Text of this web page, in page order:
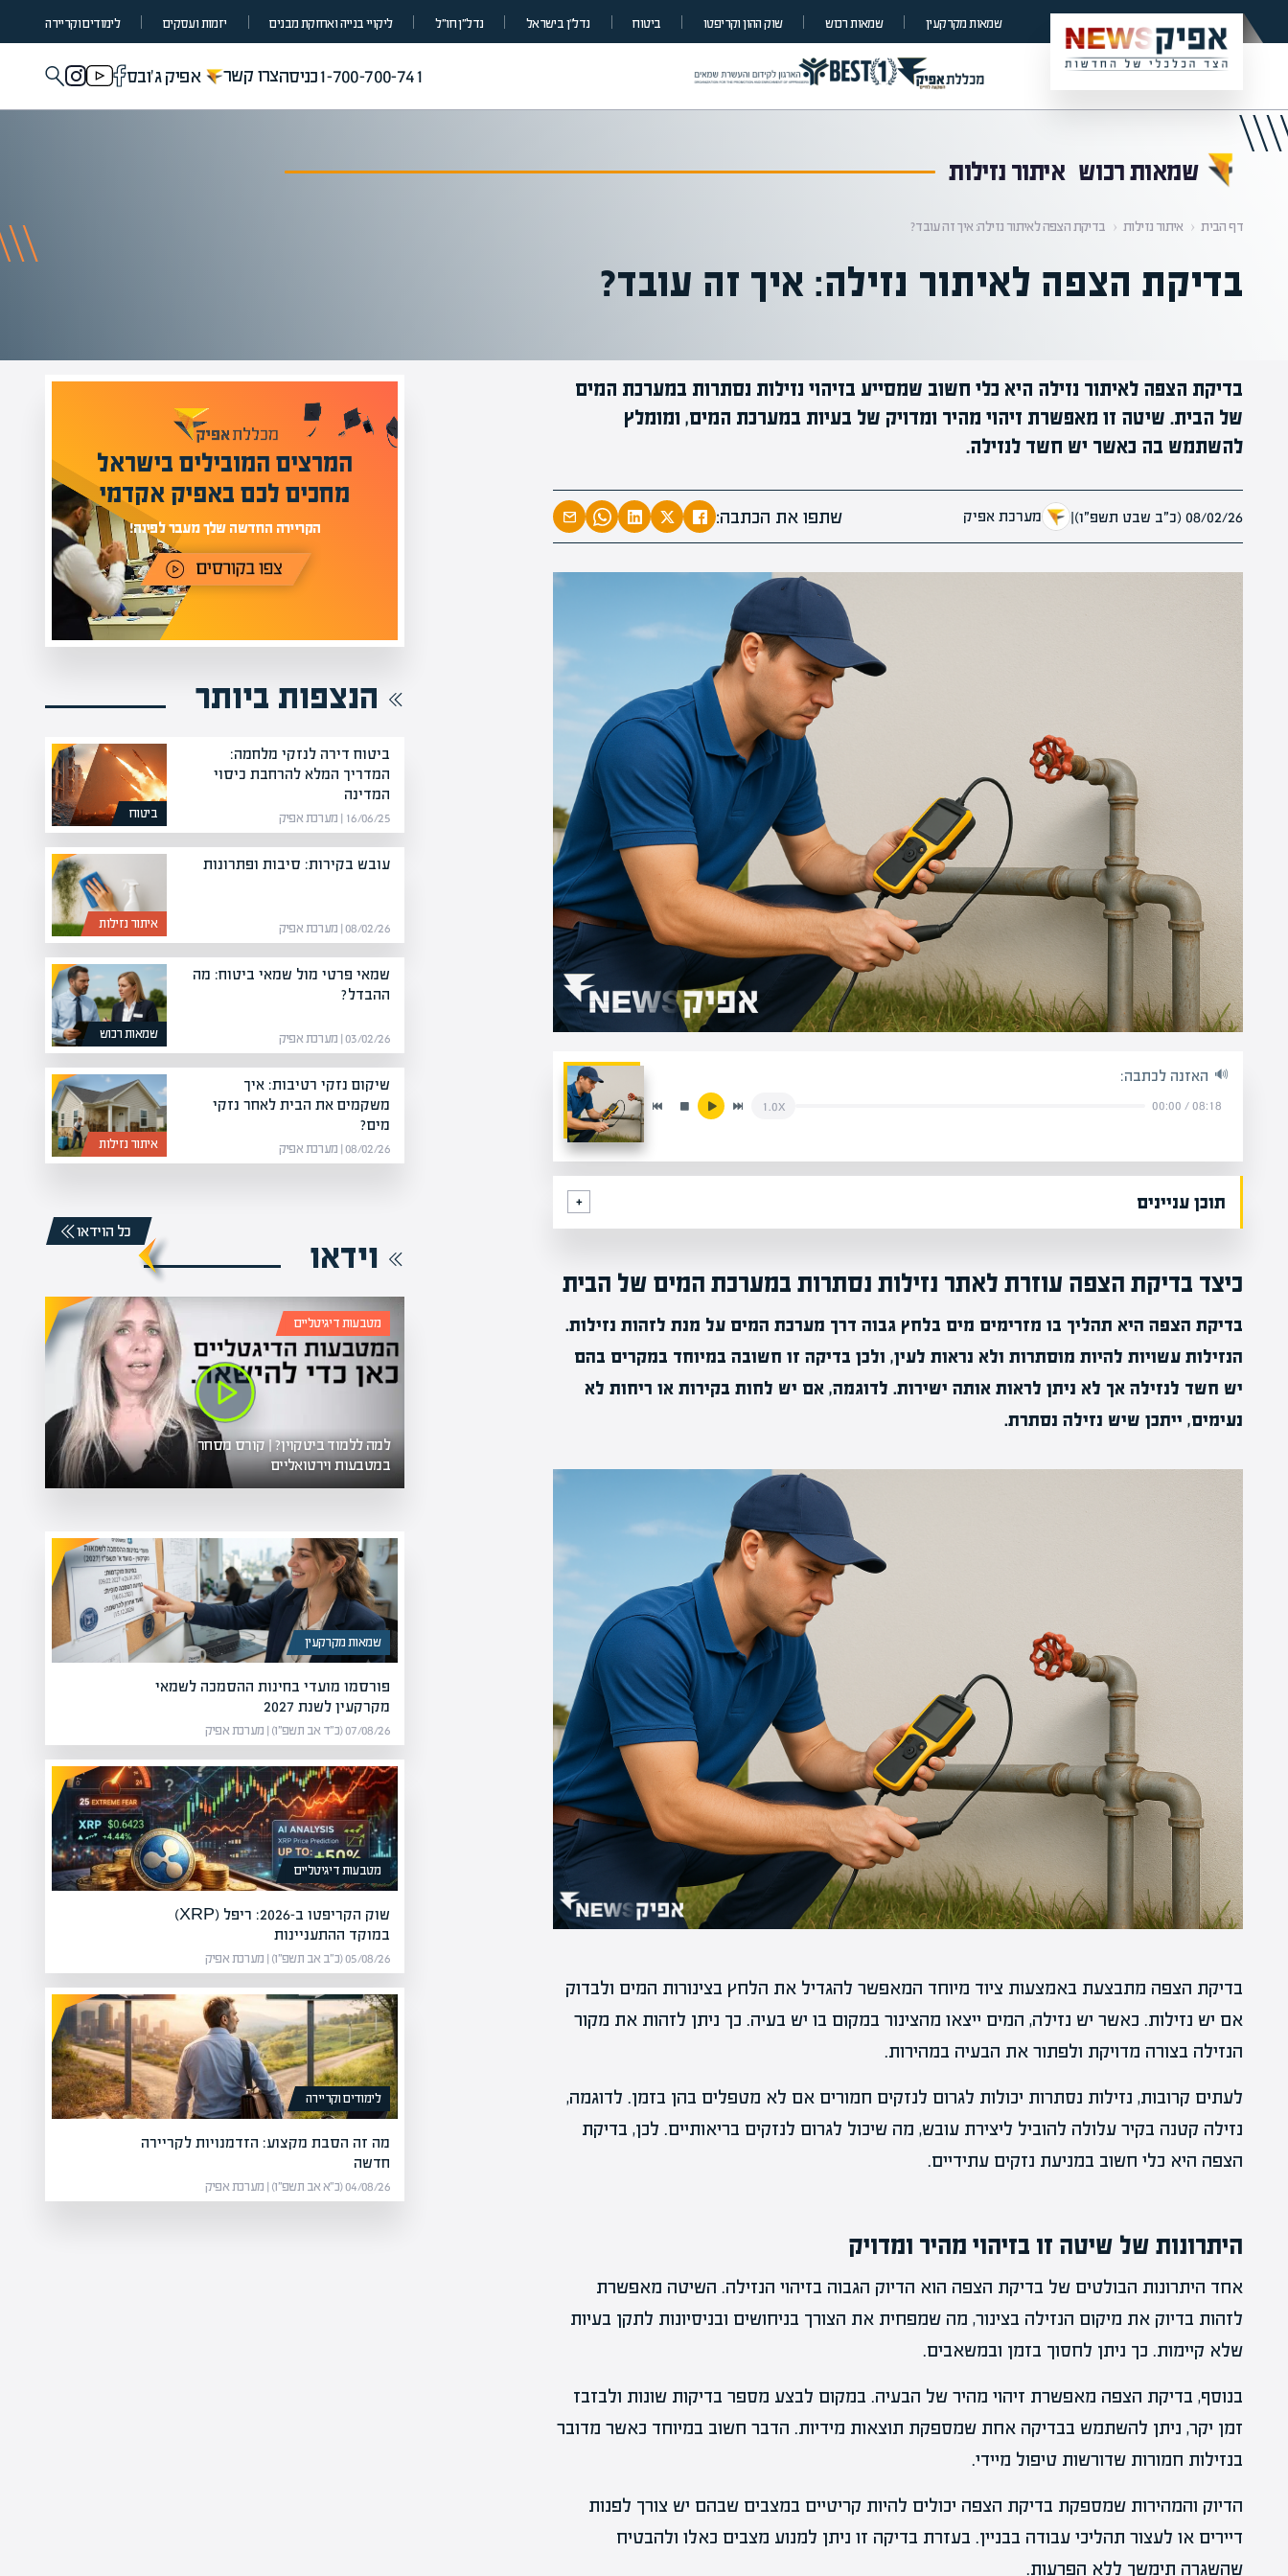
שמאות מקרקעין שמאות רכוש שוק ההון וקריפטו ביטוח נדל”ן בישראל נדל״ן חו״ל ליקויי בנייה ואחזקת מבנים יזמות ועסקים לימודים וקריירה
1-700-700-741כניסהצרו קשר אפיק ג'ובס
שמאות רכוש איתור נזילות
דף הבית ‹ איתור נזילות ‹ בדיקת הצפה לאיתור נזילה: איך זה עובד?
בדיקת הצפה לאיתור נזילה: איך זה עובד?
בדיקת הצפה לאיתור נזילה היא כלי חשוב שמסייע בזיהוי נזילות נסתרות במערכת המים
של הבית. שיטה זו מאפשרת זיהוי מהיר ומדויק של בעיות במערכת המים, ומומלץ
להשתמש בה כאשר יש חשד לנזילה.
08/02/26 (כ״ב שבט תשפ״ו) | מערכת אפיק שתפו את הכתבה:
האזנה לכתבה:
08:18
/
00:00
1.0x
תוכן עניינים
כיצד בדיקת הצפה עוזרת לאתר נזילות נסתרות במערכת המים של הבית
בדיקת הצפה היא תהליך בו מזרימים מים בלחץ גבוה דרך מערכת המים על מנת לזהות נזילות.
הנזילות עשויות להיות מוסתרות ולא נראות לעין, ולכן בדיקה זו חשובה במיוחד במקרים בהם
יש חשד לנזילה אך לא ניתן לראות אותה ישירות. לדוגמה, אם יש לחות בקירות או ריחות לא
נעימים, ייתכן שיש נזילה נסתרת.
בדיקת הצפה מתבצעת באמצעות ציוד מיוחד המאפשר להגדיל את הלחץ בצינורות המים ולבדוק
אם יש נזילות. כאשר יש נזילה, המים ייצאו מהצינור במקום בו יש בעיה. כך ניתן לזהות את מקור
הנזילה בצורה מדויקת ולפתור את הבעיה במהירות.
לעתים קרובות, נזילות נסתרות יכולות לגרום לנזקים חמורים אם לא מטפלים בהן בזמן. לדוגמה,
נזילה קטנה בקיר עלולה להוביל ליצירת עובש, מה שיכול לגרום לנזקים בריאותיים. לכן, בדיקת
הצפה היא כלי חשוב במניעת נזקים עתידיים.
היתרונות של שיטה זו בזיהוי מהיר ומדויק
אחד היתרונות הבולטים של בדיקת הצפה הוא הדיוק הגבוה בזיהוי הנזילה. השיטה מאפשרת
לזהות בדיוק את מיקום הנזילה בצינור, מה שמפחית את הצורך בניחושים ובניסיונות לתקן בעיות
שלא קיימות. כך ניתן לחסוך בזמן ובמשאבים.
בנוסף, בדיקת הצפה מאפשרת זיהוי מהיר של הבעיה. במקום לבצע מספר בדיקות שונות ולבזבז
זמן יקר, ניתן להשתמש בבדיקה אחת שמספקת תוצאות מידיות. הדבר חשוב במיוחד כאשר מדובר
בנזילות חמורות שדורשות טיפול מיידי.
הדיוק והמהירות שמספקת בדיקת הצפה יכולים להיות קריטיים במצבים שבהם יש צורך לפנות
דיירים או לעצור תהליכי עבודה בבניין. בעזרת בדיקה זו ניתן למנוע מצבים כאלו ולהבטיח
שהשגרה תימשך ללא הפרעות.
המרצים המובילים בישראל
מחכים לכם באפיק אקדמי
הקריירה החדשה שלך מעבר לפינה!
מומחים בהערכת שווי
מעל 1000 מומחים
בהערכות שווי
מחכים לכם באתר
הנצפות ביותר
ביטוח
ביטוח דירה לנזקי מלחמה:
המדריך המלא להרחבת כיסוי
המדינה
16/06/25 | מערכת אפיק
איתור נזילות
עובש בקירות: סיבות ופתרונות
08/02/26 | מערכת אפיק
שמאות רכוש
שמאי פרטי מול שמאי ביטוח: מה
ההבדל?
03/02/26 | מערכת אפיק
איתור נזילות
שיקום נזקי רטיבות: איך
משקמים את הבית לאחר נזקי
מים?
08/02/26 | מערכת אפיק
וידאו
כל הוידאו
מטבעות דיגיטליים
למה ללמוד ביטקוין? | קורס מסחר
במטבעות וירטואליים
שמאות מקרקעין
פורסמו מועדי בחינות ההסמכה לשמאי
מקרקעין לשנת 2027
07/08/26 (כ״ד אב תשפ״ו) | מערכת אפיק
מטבעות דיגיטליים
שוק הקריפטו ב-2026: ריפל (XRP)
במוקד ההתעניינות
05/08/26 (כ״ב אב תשפ״ו) | מערכת אפיק
לימודים וקריירה
מה זה הסבת מקצוע: הזדמנויות לקריירה
חדשה
04/08/26 (כ״א אב תשפ״ו) | מערכת אפיק